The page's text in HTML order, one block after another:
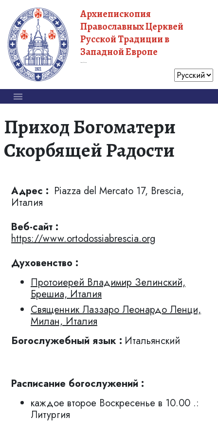
Архиепископия
Православных Церквей
Русской Традиции в
Западной Европе
Приход Богоматери
Скорбящей Радости
Адрес : Piazza del Mercato 17, Brescia,
Италия
Веб-сайт :
https://www.ortodossiabrescia.org
Духовенство :
Протоиерей Владимир Зелинский,
Брешиа, Италия
Священник Лаззаро Леонардо Ленци,
Милан, Италия
Богослужебный язык : Итальянский
Расписание богослужений :
каждое второе Воскресенье в 10.00 .:
Литургия